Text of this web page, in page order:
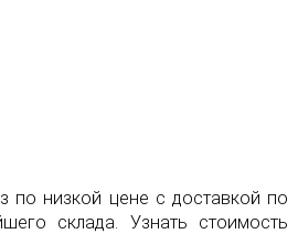
по низкой цене с доставкой по
склада. Узнать стоимость